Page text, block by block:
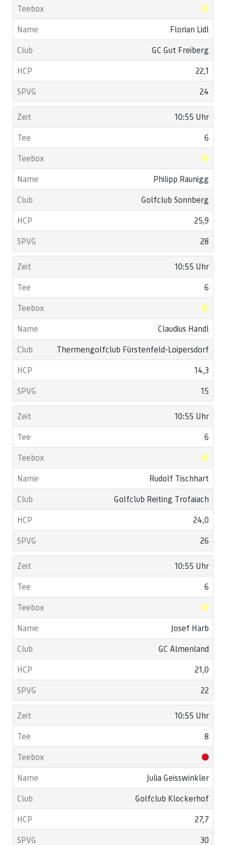
Florian Lidl
GC Gut Freiberg
22,1
24
10:55 Uhr
6
Philipp Raunigg
Golfclub Sonnberg
25,9
28
10:55 Uhr
6
Claudius Handl
Thermengolfclub Fürstenfeld-Loipersdorf
14,3
15
10:55 Uhr
6
Rudolf Tischhart
Golfclub Reiting Trofaiach
24,0
26
10:55 Uhr
6
Josef Harb
GC Almenland
21,0
22
10:55 Uhr
8
Julia Geisswinkler
Golfclub Klockerhof
27,7
30